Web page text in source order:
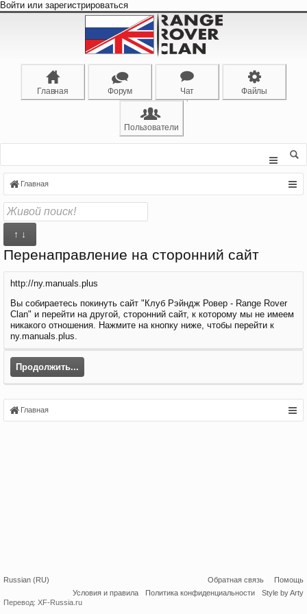
Войти или зарегистрироваться
Главная Форум Чат Файлы
Пользователи
Главная
↑ ↓
Перенаправление на сторонний сайт
http://ny.manuals.plus
Вы собираетесь покинуть сайт "Клуб Рэйндж Ровер - Range Rover
Clan" и перейти на другой, сторонний сайт, к которому мы не имеем
никакого отношения. Нажмите на кнопку ниже, чтобы перейти к
ny.manuals.plus.
Продолжить...
Главная
Russian (RU) Обратная связь
Помощь
Условия и правила
Политика конфиденциальности
Style by Arty
Перевод: XF-Russia.ru